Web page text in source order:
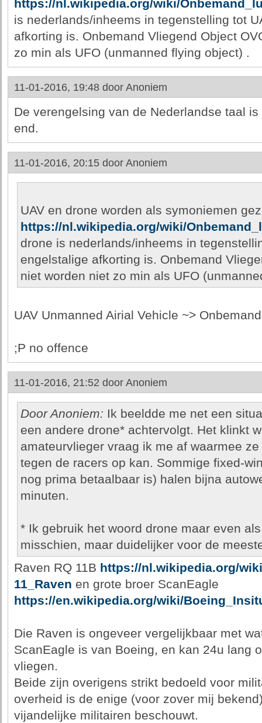
https://nl.wikipedia.org/wiki/
is nederlands/inheems in tegenstelling tot
afkorting is. Onbemand Vliegend Object
zo min als UFO (unmanned flying object) .
11-01-2016, 19:48 door Anoniem
De verengelsing van de Nederlandse taal
end.
11-01-2016, 20:15 door Anoniem
UAV en drone worden als symoniemen
https://nl.wikipedia.org/wiki/
drone is nederlands/inheems in
engelstalige afkorting is. Onbemand
niet worden niet zo min als UFO
UAV Unmanned Airial Vehicle ~>
;P no offence
11-01-2016, 21:52 door Anoniem
Door Anoniem: Ik beeldde me net een
een andere drone* achtervolgt. Het klinkt
amateurvlieger vraag ik me af waarmee
tegen de racers op kan. Sommige fixed-
nog prima betaalbaar is) halen bijna
minuten.
* Ik gebruik het woord drone maar even
misschien, maar duidelijker voor de
Raven RQ 11B https://nl.wikipedia.org/
11_Raven en grote broer ScanEagle
https://en.wikipedia.org/wiki/
Die Raven is ongeveer vergelijkbaar met
ScanEagle is van Boeing, en kan 24u lang
vliegen.
Beide zijn overigens strikt bedoeld voor
overheid is de enige (voor zover mij
vijandelijke militairen beschouwt.